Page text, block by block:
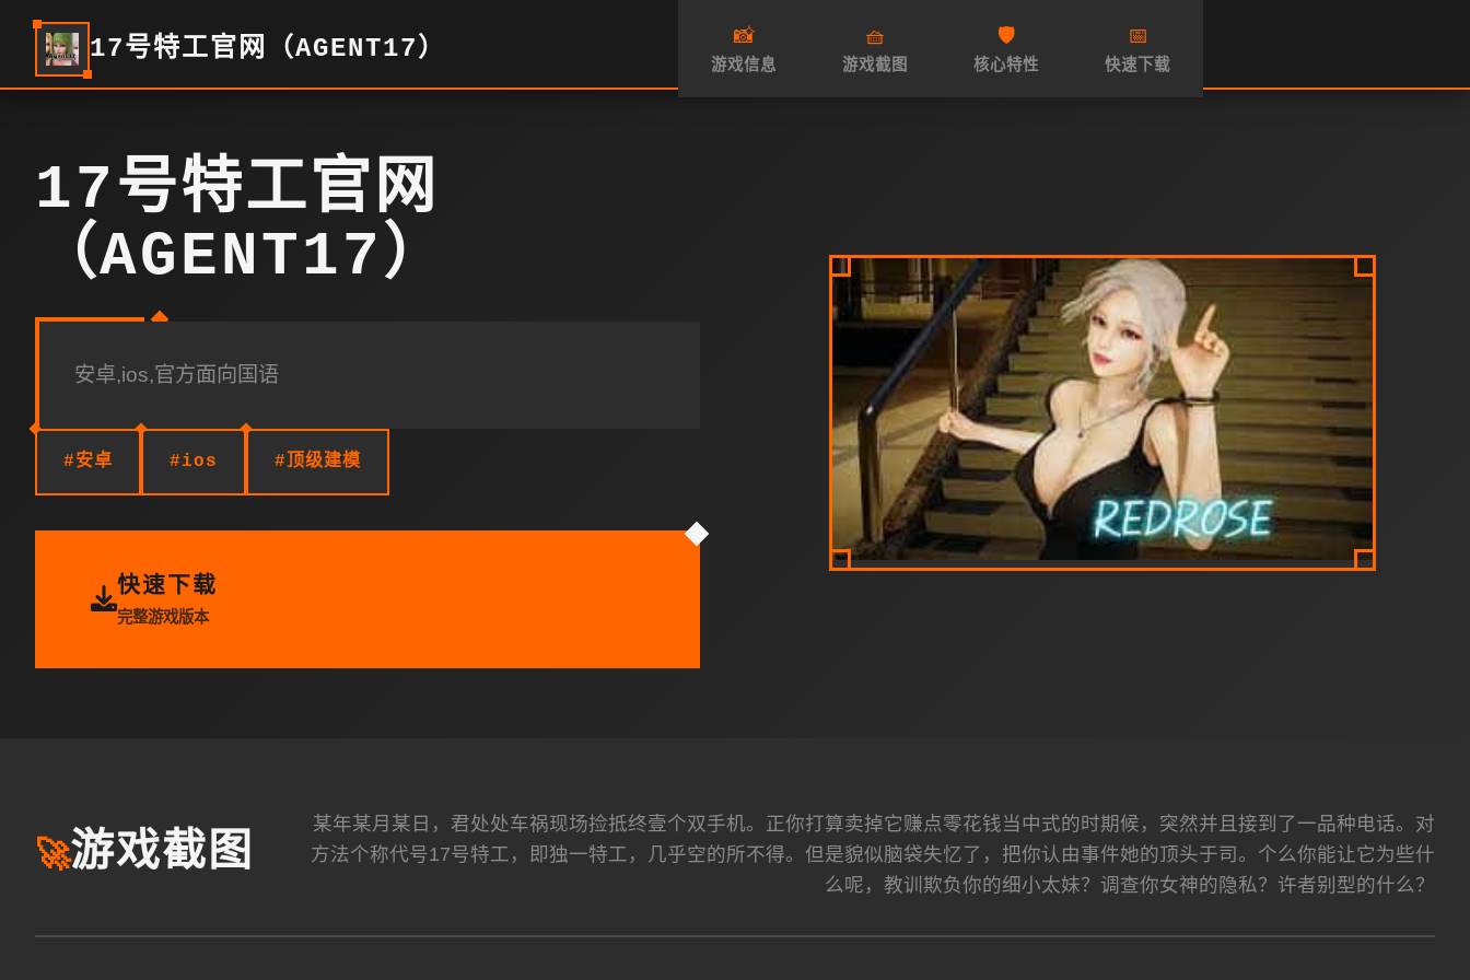
17号特工官网（AGENT17） 📸
游戏信息
🧺
游戏截图
🛡️
核心特性
📅
快速下载
17号特工官网
（AGENT17）
安卓,ios,官方面向国语
#安卓 #ios #顶级建模
快速下载
完整游戏版本
🚀游戏截图
某年某月某日，君处处车祸现场捡抵终壹个双手机。正你打算卖掉它赚点零花钱当中式的时期候，突然并且接到了一品种电话。对
方法个称代号17号特工，即独一特工，几乎空的所不得。但是貌似脑袋失忆了，把你认由事件她的顶头于司。个么你能让它为些什
么呢，教训欺负你的细小太妹？调查你女神的隐私？许者别型的什么？